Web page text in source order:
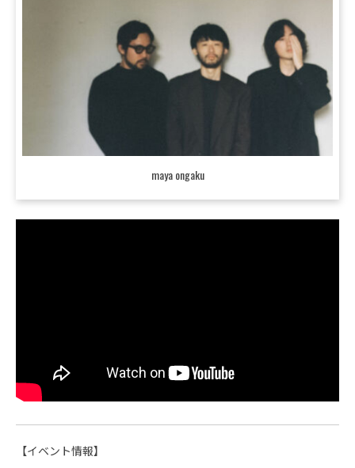
maya ongaku
【イベント情報】